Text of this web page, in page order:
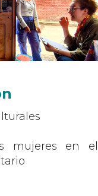
mujeres en el